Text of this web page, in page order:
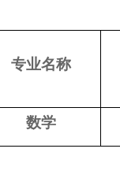
专业名称
数学